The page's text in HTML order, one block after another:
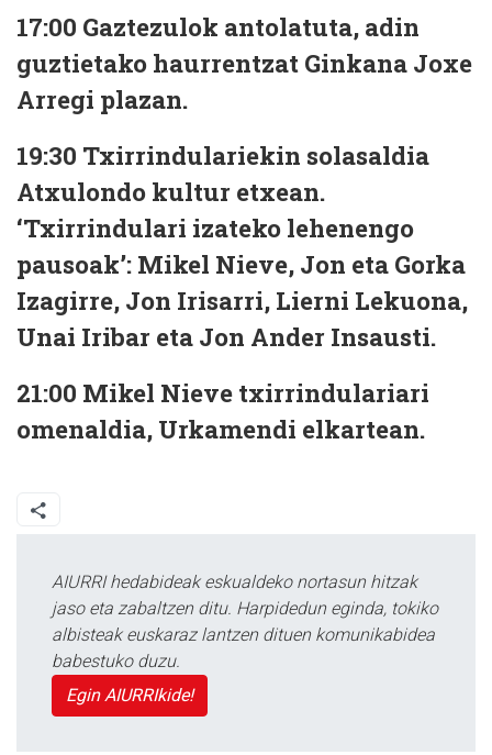
17:00 Gaztezulok antolatuta, adin
guztietako haurrentzat Ginkana Joxe
Arregi plazan.
19:30 Txirrindulariekin solasaldia
Atxulondo kultur etxean.
‘Txirrindulari izateko lehenengo
pausoak’: Mikel Nieve, Jon eta Gorka
Izagirre, Jon Irisarri, Lierni Lekuona,
Unai Iribar eta Jon Ander Insausti.
21:00 Mikel Nieve txirrindulariari
omenaldia, Urkamendi elkartean.
AIURRI hedabideak eskualdeko nortasun hitzak
jaso eta zabaltzen ditu. Harpidedun eginda, tokiko
albisteak euskaraz lantzen dituen komunikabidea
babestuko duzu.
Egin AIURRIkide!